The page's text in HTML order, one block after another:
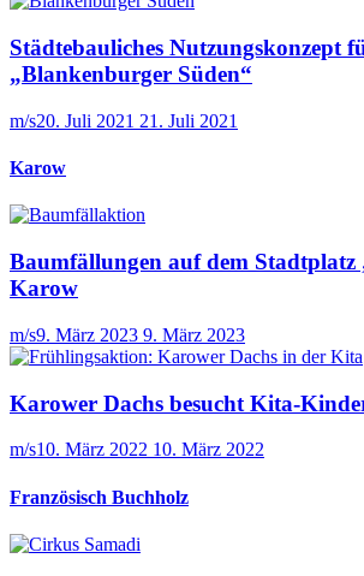
Städtebauliches Nutzungskonzept
„Blankenburger Süden“
m/s20. Juli 2021 21. Juli 2021
Karow
Baumfällungen auf dem Stadtplatz
Karow
m/s9. März 2023 9. März 2023
Karower Dachs besucht Kita-
m/s10. März 2022 10. März 2022
Französisch Buchholz